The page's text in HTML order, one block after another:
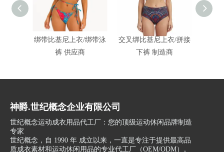
绑带比基尼上衣/绑带泳
裤 供应商
交叉绑比基尼上衣/拼接
下裤 制造商
神爵.世纪概念企业有限公司
世纪概念运动成衣用品代工厂：您的顶级运动休闲品牌制造
专家
世纪概念，自 1990 年 成立以来，一直是专注于提供最高品
质成衣素材和运动休闲用品的专业代工厂（OEM/ODM）。